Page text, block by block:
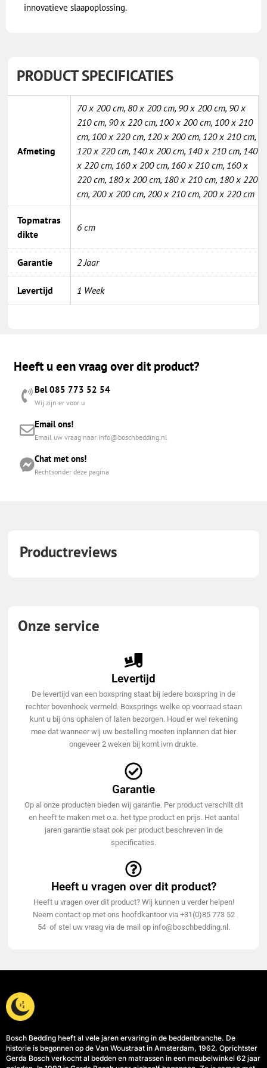
innovatieve slaapoplossing.
PRODUCT SPECIFICATIES
Afmeting
70 x 200 cm, 80 x 200 cm, 90 x 200 cm, 90 x
210 cm, 90 x 220 cm, 100 x 200 cm, 100 x 210
cm, 100 x 220 cm, 120 x 200 cm, 120 x 210 cm,
120 x 220 cm, 140 x 200 cm, 140 x 210 cm, 140
x 220 cm, 160 x 200 cm, 160 x 210 cm, 160 x
220 cm, 180 x 200 cm, 180 x 210 cm, 180 x 220
cm,200 x 200 cm,200 x 210 cm,200 x 220 cm
Topmatras
dikte
6 cm
Garantie 2 Jaar
Levertijd 1 Week
Heeft u een vraag over dit product?
Bel 085 773 52 54
Wij zijn er voor u
Email ons!
Email uw vraag naar info@boschbedding.nl
Chat met ons!
Rechtsonder deze pagina
Productreviews
Onze service
Levertijd
De levertijd van een boxspring staat bij iedere boxspring in de
rechter bovenhoek vermeld. Boxsprings welke op voorraad staan
kunt u bij ons ophalen of laten bezorgen. Houd er wel rekening
mee dat wanneer wij uw bestelling moeten inplannen dat hier
ongeveer 2 weken bij komt ivm drukte.
Garantie
Op al onze producten bieden wij garantie. Per product verschilt dit
en heeft te maken met o.a. het type product en prijs. Het aantal
jaren garantie staat ook per product beschreven in de
specificaties.
Heeft u vragen over dit product?
Heeft u vragen over dit product? Wij kunnen u verder helpen!
Neem contact op met ons hoofdkantoor via +31(0)85 773 52
54 of stel uw vraag via de mail op info@boschbedding.nl.
Bosch Bedding heeft al vele jaren ervaring in de beddenbranche. De
historie is begonnen op de Van Woustraat in Amsterdam, 1962. Oprichtster
Gerda Bosch verkocht al bedden en matrassen in een meubelwinkel 62 jaar